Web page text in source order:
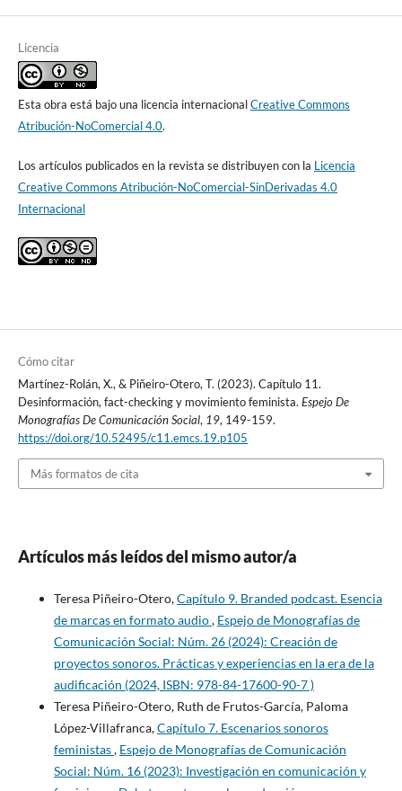
Licencia
Esta obra está bajo una licencia internacionalCreative Commons
Atribución-NoComercial 4.0.
Los artículos publicados en la revista se distribuyen con la Licencia
Creative Commons Atribución-NoComercial-SinDerivadas 4.0
Internacional
Cómo citar
Martínez-Rolán, X., & Piñeiro-Otero, T. (2023). Capítulo 11.
Desinformación, fact-checking y movimiento feminista. Espejo De
Monografías De Comunicación Social, 19, 149-159.
https://doi.org/10.52495/c11.emcs.19.p105
Más formatos de cita
Artículos más leídos del mismo autor/a
Teresa Piñeiro-Otero,Capítulo 9. Branded podcast. Esencia
de marcas en formato audio, Espejo de Monografías de
Comunicación Social: Núm. 26 (2024): Creación de
proyectos sonoros. Prácticas y experiencias en la era de la
audificación (2024, ISBN: 978-84-17600-90-7 )
Teresa Piñeiro-Otero, Ruth de Frutos-García, Paloma
López-Villafranca,Capítulo 7. Escenarios sonoros
feministas, Espejo de Monografías de Comunicación
Social: Núm. 16 (2023): Investigación en comunicación y